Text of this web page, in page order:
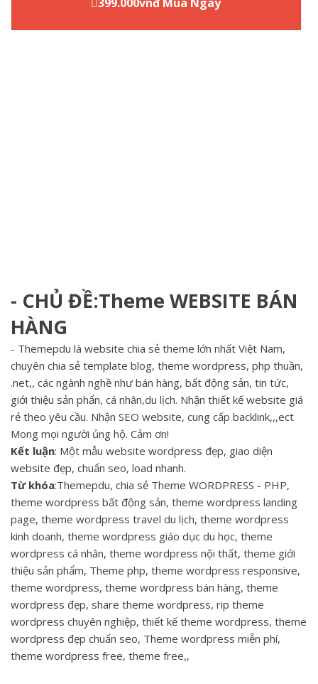
- CHỦ ĐỀ:Theme WEBSITE BÁN
HÀNG
- Themepdu là website chia sẻ theme lớn nhất Việt Nam,
chuyên chia sẻ template blog, theme wordpress, php thuần,
.net,, các ngành nghề như bán hàng, bất động sản, tin tức,
giới thiệu sản phẩn, cá nhân,du lịch. Nhận thiết kế website giá
rẻ theo yêu cầu. Nhận SEO website, cung cấp backlink,,,ect
Mong mọi người ủng hộ. Cảm ơn!
Kết luận: Một mẫu website wordpress đẹp, giao diện
website đẹp, chuẩn seo, load nhanh.
Từ khóa:Themepdu, chia sẻ Theme WORDPRESS - PHP,
theme wordpress bất động sản, theme wordpress landing
page, theme wordpress travel du lịch, theme wordpress
kinh doanh, theme wordpress giáo dục du học, theme
wordpress cá nhân, theme wordpress nội thất, theme giới
thiệu sản phẩm, Theme php, theme wordpress responsive,
theme wordpress, theme wordpress bán hàng, theme
wordpress đẹp, share theme wordpress, rip theme
wordpress chuyên nghiệp, thiết kế theme wordpress, theme
wordpress đẹp chuẩn seo, Theme wordpress miễn phí,
theme wordpress free, theme free,,